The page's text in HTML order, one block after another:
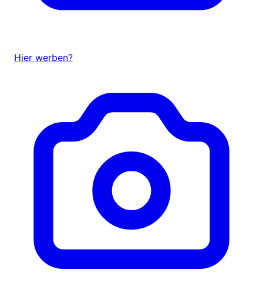
Hier werben?